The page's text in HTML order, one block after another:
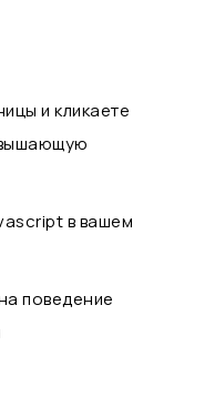
и кликаете
в вашем
поведение